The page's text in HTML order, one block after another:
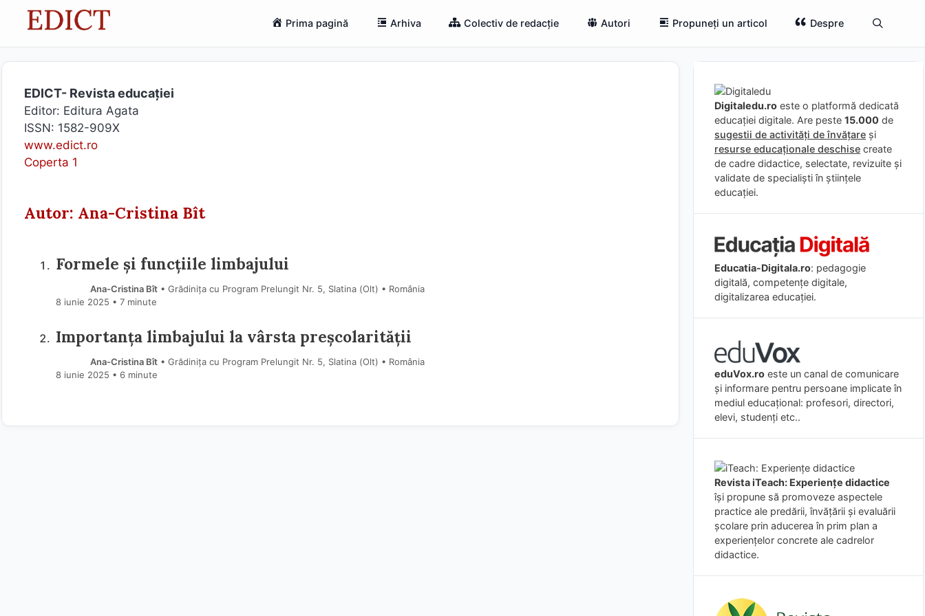
Prima pagină Arhiva Colectiv de redacție Autori Propuneți un articol Despre
EDICT- Revista educației
Editor: Editura Agata
ISSN: 1582-909X
www.edict.ro
Coperta 1
Autor: Ana-Cristina Bît
Formele și funcțiile limbajului
Ana-Cristina Bît• Grădinița cu Program Prelungit Nr. 5, Slatina (Olt) • România
8 iunie 2025 • 7 minute
Importanța limbajului la vârsta preșcolarității
Ana-Cristina Bît• Grădinița cu Program Prelungit Nr. 5, Slatina (Olt) • România
8 iunie 2025 • 6 minute
Digitaledu.ro este o platformă dedicată
educației digitale. Are peste 15.000 de
sugestii de activități de învățare și
resurse educaționale deschise create
de cadre didactice, selectate, revizuite și
validate de specialiști în științele
educației.
Educatia-Digitala.ro: pedagogie
digitală, competențe digitale,
digitalizarea educației.
eduVox.ro este un canal de comunicare
și informare pentru persoane implicate în
mediul educațional: profesori, directori,
elevi, studenți etc..
Revista iTeach: Experienţe didactice
îşi propune să promoveze aspectele
practice ale predării, învăţării şi evaluării
şcolare prin aducerea în prim plan a
experienţelor concrete ale cadrelor
didactice.